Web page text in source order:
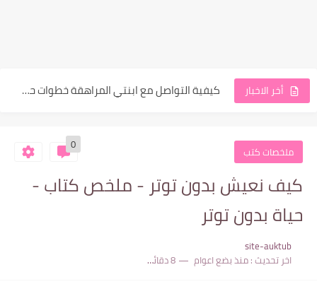
أخر الاخبار
كيفية التواصل مع ابنتي المراهقة خطوات حصرية عصرية وعملية
حل مشكلة التنمر على الشكل عند البنت المراهقة في المدرسة
ملخصات كتب 0
كيف نعيش بدون توتر - ملخص كتاب -
حياة بدون توتر
site-auktub
اخر تحديث :منذ بضع اعوام 8 دقائق للقراءة